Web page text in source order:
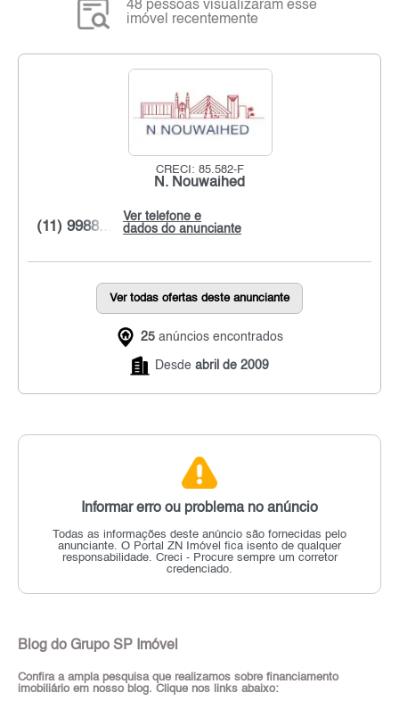
48 pessoas visualizaram esse
imóvel recentemente
CRECI: 85.582-F
N. Nouwaihed
Ver telefone e
dados do anunciante
(11) 9988...
Ver todas ofertas deste anunciante
25 anúncios encontrados
Desde abril de 2009
Informar erro ou problema no anúncio
Todas as informações deste anúncio são fornecidas pelo
anunciante. O Portal ZN Imóvel fica isento de qualquer
responsabilidade. Creci - Procure sempre um corretor
credenciado.
Blog do Grupo SP Imóvel
Confira a ampla pesquisa que realizamos sobre financiamento
imobiliário em nosso blog. Clique nos links abaixo: